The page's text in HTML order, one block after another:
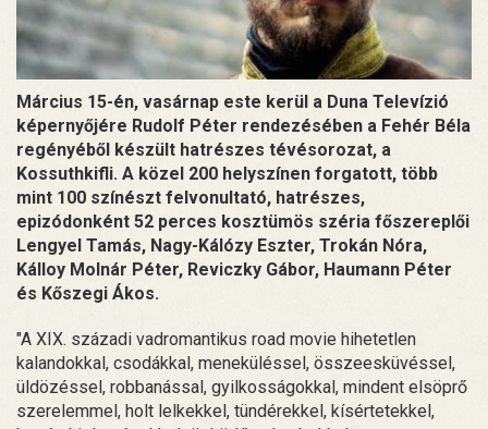
Március 15-én, vasárnap este kerül a Duna Televízió
képernyőjére Rudolf Péter rendezésében a Fehér Béla
regényéből készült hatrészes tévésorozat, a
Kossuthkifli. A közel 200 helyszínen forgatott, több
mint 100 színészt felvonultató, hatrészes,
epizódonként 52 perces kosztümös széria főszereplői
Lengyel Tamás, Nagy-Kálózy Eszter, Trokán Nóra,
Kálloy Molnár Péter, Reviczky Gábor, Haumann Péter
és Kőszegi Ákos.
"A XIX. századi vadromantikus road movie hihetetlen
kalandokkal, csodákkal, meneküléssel, összeesküvéssel,
üldözéssel, robbanással, gyilkosságokkal, mindent elsöprő
szerelemmel, holt lelkekkel, tündérekkel, kísértetekkel,